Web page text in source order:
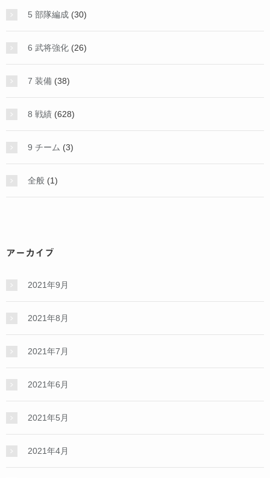
5 部隊編成 (30)
6 武将強化 (26)
7 装備 (38)
8 戦績 (628)
9 チーム (3)
全般 (1)
アーカイブ
2021年9月
2021年8月
2021年7月
2021年6月
2021年5月
2021年4月